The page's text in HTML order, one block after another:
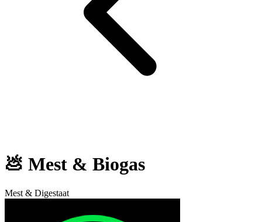
💩 Mest & Biogas
Mest & Digestaat